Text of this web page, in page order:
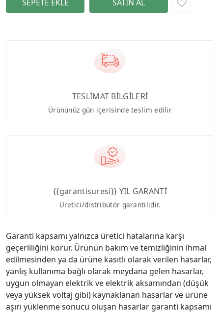
TESLİMAT BİLGİLERİ
Ürününüz gün içerisinde teslim edilir
{{garantisuresi}} YIL GARANTİ
Üretici/distribütör garantilidir.
Garanti kapsamı yalnızca üretici hatalarına karşı
geçerliliğini korur. Ürünün bakım ve temizliğinin ihmal
edilmesinden ya da ürüne kasıtlı olarak verilen hasarlar,
yanlış kullanıma bağlı olarak meydana gelen hasarlar,
uygun olmayan elektrik ve elektrik aksamından (düşük
veya yüksek voltaj gibi) kaynaklanan hasarlar ve ürüne
aşırı yüklenme sonucu oluşan hasarlar garanti kapsamı